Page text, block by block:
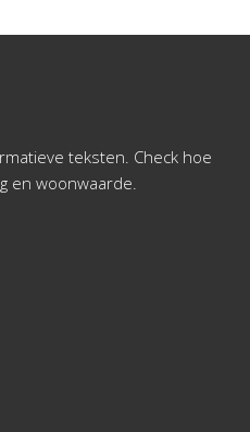
teksten. Check hoe
en woonwaarde.